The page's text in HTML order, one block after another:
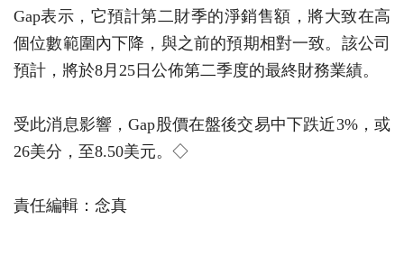
Gap表示，它預計第二財季的淨銷售額，將大致在高
個位數範圍內下降，與之前的預期相對一致。該公司
預計，將於8月25日公佈第二季度的最終財務業績。
受此消息影響，Gap股價在盤後交易中下跌近3%，或
26美分，至8.50美元。◇
責任編輯：念真